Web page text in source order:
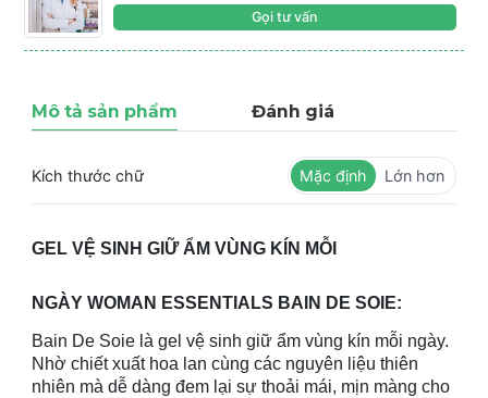
Gọi tư vấn
Mô tả sản phẩm Đánh giá
Kích thước chữ Mặc định Lớn hơn
GEL VỆ SINH GIỮ ẨM VÙNG KÍN MỖI
NGÀY WOMAN ESSENTIALS BAIN DE SOIE:
Bain De Soie là gel vệ sinh giữ ẩm vùng kín mỗi ngày.
Nhờ chiết xuất hoa lan cùng các nguyên liệu thiên
nhiên mà dễ dàng đem lại sự thoải mái, mịn màng cho